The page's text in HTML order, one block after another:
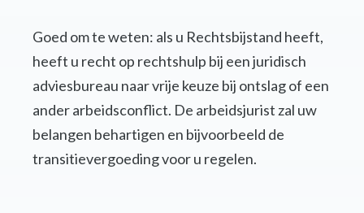
Goed om te weten: als u Rechtsbijstand heeft,
heeft u recht op rechtshulp bij een juridisch
adviesbureau naar vrije keuze bij ontslag of een
ander arbeidsconflict. De arbeidsjurist zal uw
belangen behartigen en bijvoorbeeld de
transitievergoeding voor u regelen.